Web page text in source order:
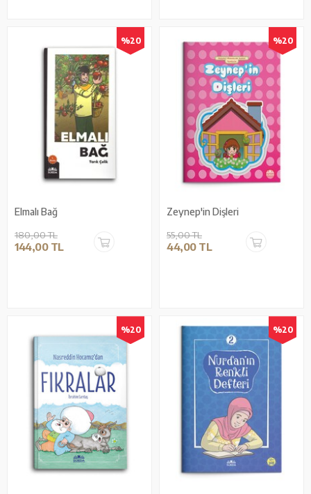
%20
Elmalı Bağ
180,00 TL
144,00 TL
%20
Zeynep'in Dişleri
55,00 TL
44,00 TL
%20 %20